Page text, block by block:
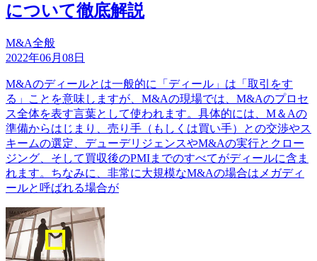
について徹底解説
M&A全般
2022年06月08日
M&Aのディールとは一般的に「ディール」は「取引をす
る」ことを意味しますが、M&Aの現場では、M&Aのプロセ
ス全体を表す言葉として使われます。具体的には、M＆Aの
準備からはじまり、売り手（もしくは買い手）との交渉やス
キームの選定、デューデリジェンスやM&Aの実行とクロー
ジング、そして買収後のPMIまでのすべてがディールに含ま
れます。ちなみに、非常に大規模なM&Aの場合はメガディ
ールと呼ばれる場合が